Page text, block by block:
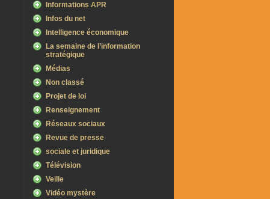
Informations APR
Infos du net
Intelligence économique
La semaine de l’information
stratégique
Médias
Non classé
Projet de loi
Renseignement
Réseaux sociaux
Revue de presse
sociale et juridique
Télévision
Veille
Vidéo mystère